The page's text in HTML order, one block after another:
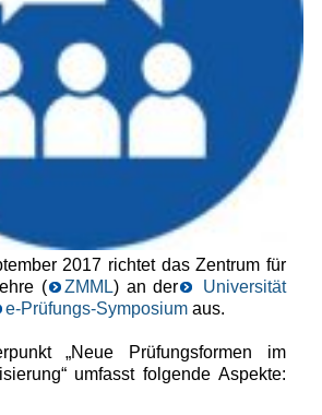
2017 richtet das Zentrum für
(
ZMML) an der
Universität
e-Prüfungs-Symposiumaus.
„Neue Prüfungsformen im
umfasst folgende Aspekte: